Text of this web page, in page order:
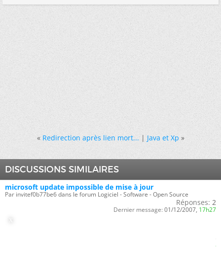
« Redirection après lien mort...|Java et Xp »
DISCUSSIONS SIMILAIRES
microsoft update impossible de mise à jour
Par invitef0b77be6 dans le forum Logiciel - Software - Open Source
Réponses: 2
Dernier message: 01/12/2007, 17h27
10h24